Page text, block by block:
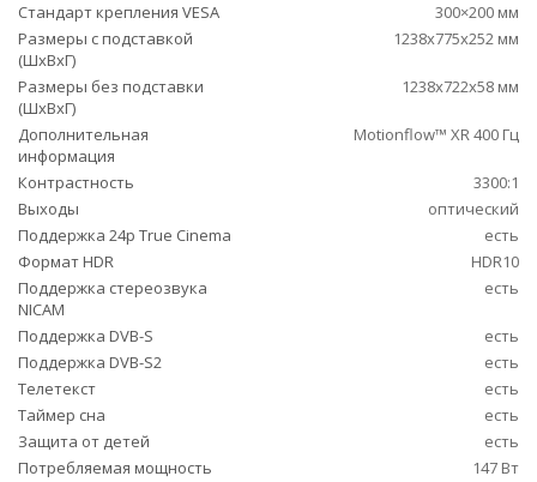
Стандарт крепления VESA
300×200 мм
Размеры с подставкой
(ШxВxГ)
1238x775x252 мм
Размеры без подставки
(ШxВxГ)
1238x722x58 мм
Дополнительная
информация
Motionflow™ XR 400 Гц
Контрастность
3300:1
Выходы
оптический
Поддержка 24p True Cinema
есть
Формат HDR
HDR10
Поддержка стереозвука
NICAM
есть
Поддержка DVB-S
есть
Поддержка DVB-S2
есть
Телетекст
есть
Таймер сна
есть
Защита от детей
есть
Потребляемая мощность
147 Вт